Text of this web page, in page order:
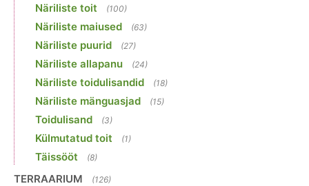
Näriliste toit (100)
Näriliste maiused (63)
Näriliste puurid (27)
Näriliste allapanu (24)
Näriliste toidulisandid (18)
Näriliste mänguasjad (15)
Toidulisand (3)
Külmutatud toit (1)
Täissööt (8)
TERRAARIUM (126)